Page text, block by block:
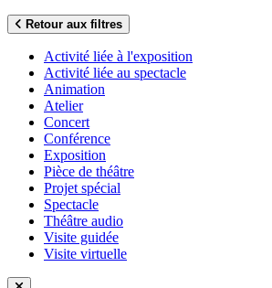
Retour aux filtres
Activité liée à l'exposition
Activité liée au spectacle
Animation
Atelier
Concert
Conférence
Exposition
Pièce de théâtre
Projet spécial
Spectacle
Théâtre audio
Visite guidée
Visite virtuelle